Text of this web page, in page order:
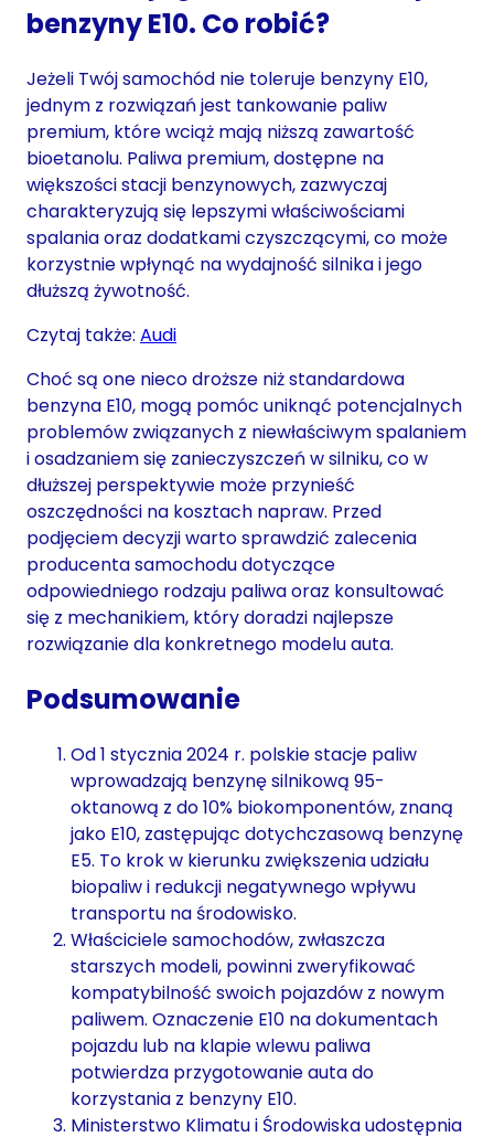
benzyny E10. Co robić?
Jeżeli Twój samochód nie toleruje benzyny E10,
jednym z rozwiązań jest tankowanie paliw
premium, które wciąż mają niższą zawartość
bioetanolu. Paliwa premium, dostępne na
większości stacji benzynowych, zazwyczaj
charakteryzują się lepszymi właściwościami
spalania oraz dodatkami czyszczącymi, co może
korzystnie wpłynąć na wydajność silnika i jego
dłuższą żywotność.
Czytaj także: Audi
Choć są one nieco droższe niż standardowa
benzyna E10, mogą pomóc uniknąć potencjalnych
problemów związanych z niewłaściwym spalaniem
i osadzaniem się zanieczyszczeń w silniku, co w
dłuższej perspektywie może przynieść
oszczędności na kosztach napraw. Przed
podjęciem decyzji warto sprawdzić zalecenia
producenta samochodu dotyczące
odpowiedniego rodzaju paliwa oraz konsultować
się z mechanikiem, który doradzi najlepsze
rozwiązanie dla konkretnego modelu auta.
Podsumowanie
Od 1 stycznia 2024 r. polskie stacje paliw
wprowadzają benzynę silnikową 95-
oktanową z do 10% biokomponentów, znaną
jako E10, zastępując dotychczasową benzynę
E5. To krok w kierunku zwiększenia udziału
biopaliw i redukcji negatywnego wpływu
transportu na środowisko.
Właściciele samochodów, zwłaszcza
starszych modeli, powinni zweryfikować
kompatybilność swoich pojazdów z nowym
paliwem. Oznaczenie E10 na dokumentach
pojazdu lub na klapie wlewu paliwa
potwierdza przygotowanie auta do
korzystania z benzyny E10.
Ministerstwo Klimatu i Środowiska udostępnia